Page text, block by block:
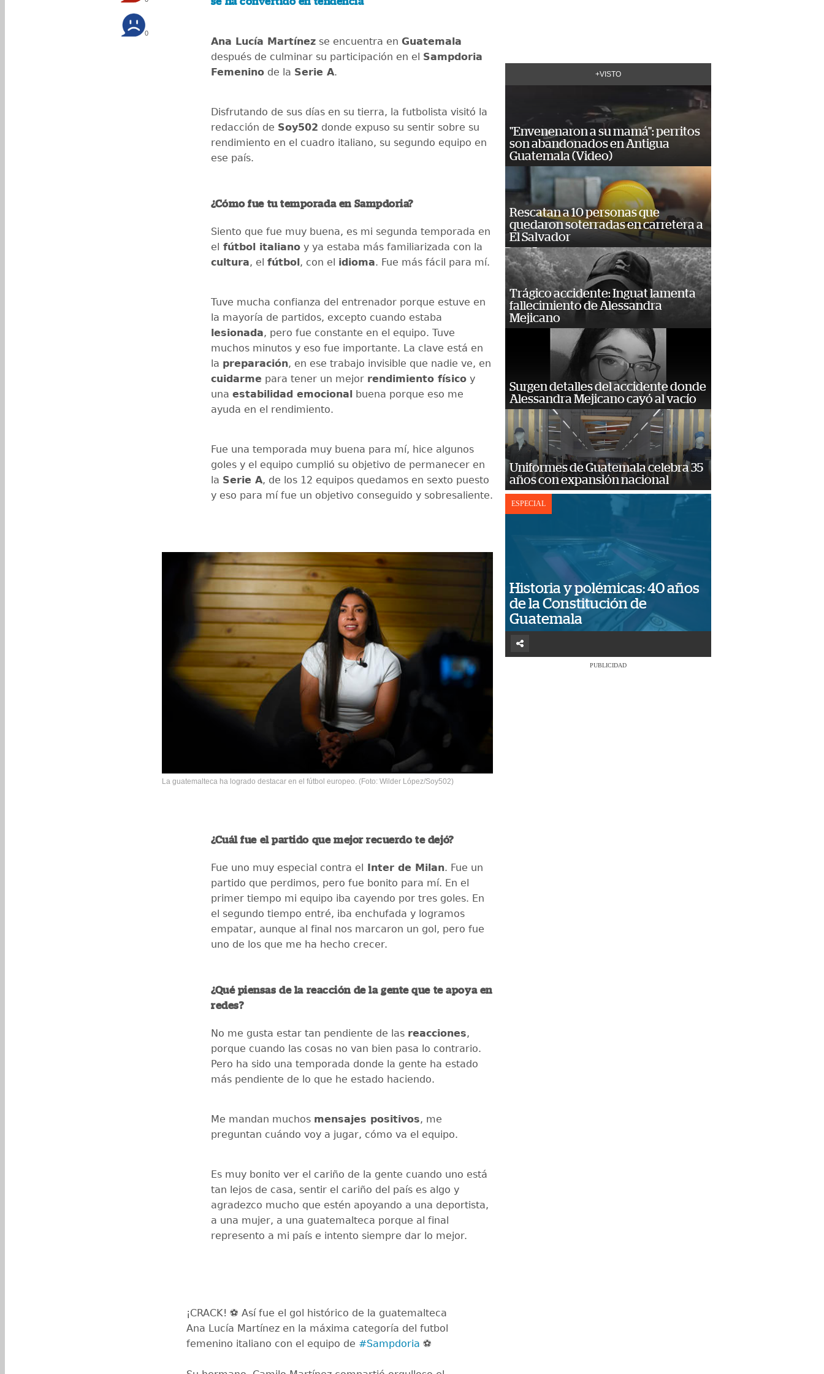
0
Ana Lucía Martínez se encuentra en Guatemala
después de culminar su participación en el Sampdoria
Femenino de la Serie A.
Disfrutando de sus días en su tierra, la futbolista visitó la
redacción de Soy502 donde expuso su sentir sobre su
rendimiento en el cuadro italiano, su segundo equipo en
ese país.
¿Cómo fue tu temporada en Sampdoria?
Siento que fue muy buena, es mi segunda temporada en
el fútbol italiano y ya estaba más familiarizada con la
cultura, el fútbol, con el idioma. Fue más fácil para mí.
Tuve mucha confianza del entrenador porque estuve en
la mayoría de partidos, excepto cuando estaba
lesionada, pero fue constante en el equipo. Tuve
muchos minutos y eso fue importante. La clave está en
la preparación, en ese trabajo invisible que nadie ve, en
cuidarme para tener un mejor rendimiento físico y
una estabilidad emocional buena porque eso me
ayuda en el rendimiento.
Fue una temporada muy buena para mí, hice algunos
goles y el equipo cumplió su objetivo de permanecer en
la Serie A, de los 12 equipos quedamos en sexto puesto
y eso para mí fue un objetivo conseguido y sobresaliente.
La guatemalteca ha logrado destacar en el fútbol europeo. (Foto: Wilder López/Soy502)
¿Cuál fue el partido que mejor recuerdo te dejó?
Fue uno muy especial contra el Inter de Milan. Fue un
partido que perdimos, pero fue bonito para mí. En el
primer tiempo mi equipo iba cayendo por tres goles. En
el segundo tiempo entré, iba enchufada y logramos
empatar, aunque al final nos marcaron un gol, pero fue
uno de los que me ha hecho crecer.
¿Qué piensas de la reacción de la gente que te apoya en
redes?
No me gusta estar tan pendiente de las reacciones,
porque cuando las cosas no van bien pasa lo contrario.
Pero ha sido una temporada donde la gente ha estado
más pendiente de lo que he estado haciendo.
Me mandan muchos mensajes positivos, me
preguntan cuándo voy a jugar, cómo va el equipo.
Es muy bonito ver el cariño de la gente cuando uno está
tan lejos de casa, sentir el cariño del país es algo y
agradezco mucho que estén apoyando a una deportista,
a una mujer, a una guatemalteca porque al final
represento a mi país e intento siempre dar lo mejor.
¡CRACK! ⚽️ Así fue el gol histórico de la guatemalteca
Ana Lucía Martínez en la máxima categoría del futbol
femenino italiano con el equipo de #Sampdoria ⚽️
+VISTO
"Envenenaron a su mamá": perritos
son abandonados en Antigua
Guatemala (Video)
Rescatan a 10 personas que
quedaron soterradas en carretera a
El Salvador
Trágico accidente: Inguat lamenta
fallecimiento de Alessandra
Mejicano
Surgen detalles del accidente donde
Alessandra Mejicano cayó al vacío
Uniformes de Guatemala celebra 35
años con expansión nacional
ESPECIAL
Historia y polémicas: 40 años
de la Constitución de
Guatemala
PUBLICIDAD